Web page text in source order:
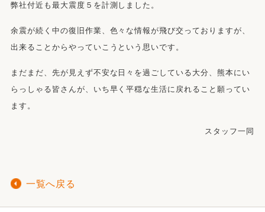
弊社付近も最大震度５を計測しました。
余震が続く中の復旧作業、色々な情報が飛び交っておりますが、
出来ることからやっていこうという思いです。
まだまだ、先が見えず不安な日々を過ごしている大分、熊本にい
らっしゃる皆さんが、いち早く平穏な生活に戻れること願ってい
ます。
スタッフ一同
一覧へ戻る